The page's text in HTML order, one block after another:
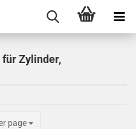
Zylinder,
page